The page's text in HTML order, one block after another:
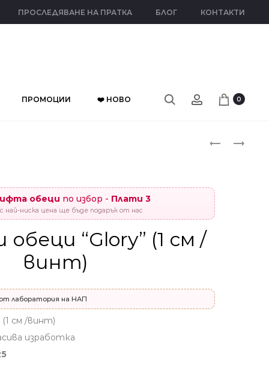
ПРОСЛЕДЯВАНЕ НА ПРАТКА БЛОГ КОНТАКТИ
ПРОМОЦИИ ❤️ НОВО 0
СРЕБЪРНИ
СРЕБЪРНИ
обеци по избор - Плати 3
най-ниска цена ще бъде подарък от нас
“Glory” (1 см /
винт)
лаборатория на НАП
(1 см /винт)
изработка